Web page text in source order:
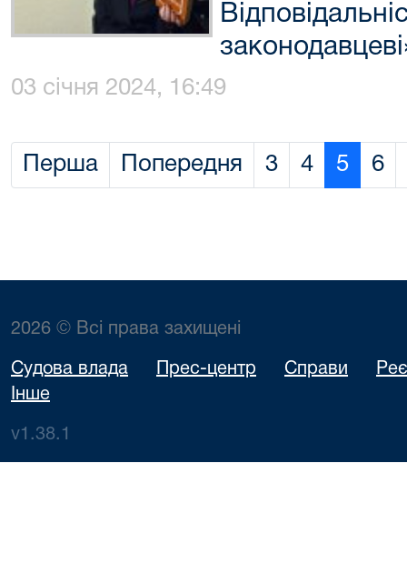
03 січня 2024, 16:49
Перша Попередня 3 4 5 6
2026 © Всі права захищені
Судова влада Прес-центр Справи
Інше
v1.38.1